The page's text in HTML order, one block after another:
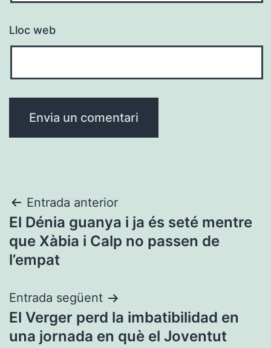
Lloc web
Navegació
d'entrades
Entrada anterior
El Dénia guanya i ja és seté mentre
que Xàbia i Calp no passen de
l’empat
Entrada següent
El Verger perd la imbatibilidad en
una jornada en què el Joventut